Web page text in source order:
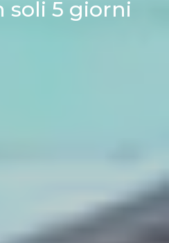
soli 5 giorni